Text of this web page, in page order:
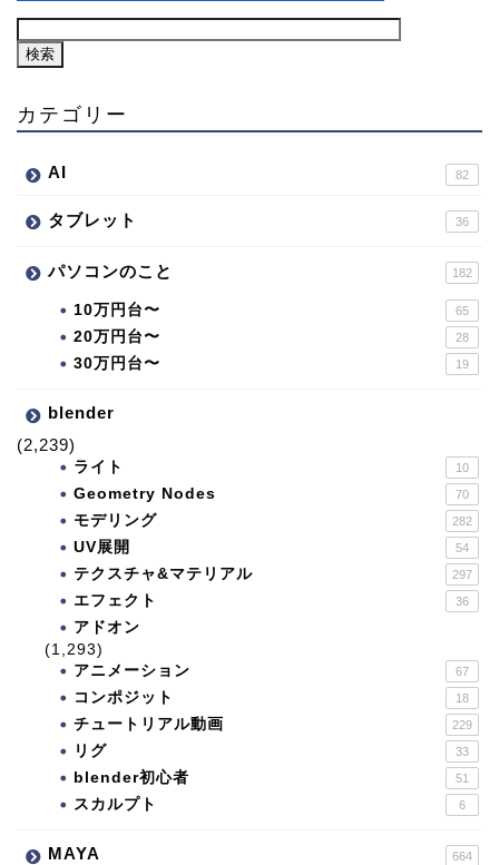
カテゴリー
AI 82
タブレット 36
パソコンのこと 182
10万円台〜 65
20万円台〜 28
30万円台〜 19
blender
(2,239)
ライト 10
Geometry Nodes 70
モデリング 282
UV展開 54
テクスチャ&マテリアル 297
エフェクト 36
アドオン
(1,293)
アニメーション
67
コンポジット 18
チュートリアル動画 229
リグ 33
blender初心者 51
スカルプト 6
MAYA 664